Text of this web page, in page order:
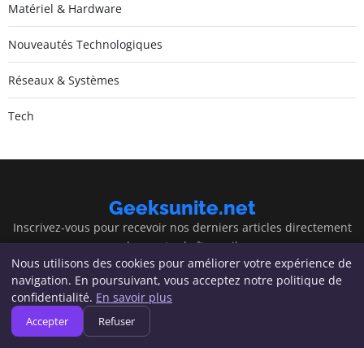
Matériel & Hardware
Nouveautés Technologiques
Réseaux & Systèmes
Tech
Geeksunite.net
Inscrivez-vous pour recevoir nos derniers articles directement
dans votre boîte mail.
S'inscrire
Nous utilisons des cookies pour améliorer votre expérience de
navigation. En poursuivant, vous acceptez notre politique de
confidentialité. En savoir plus
Accepter Refuser